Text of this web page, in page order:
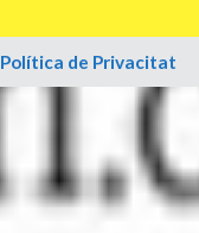
Política de Privacitat